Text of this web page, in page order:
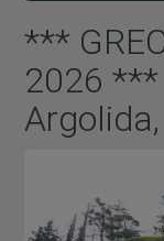
***
2026